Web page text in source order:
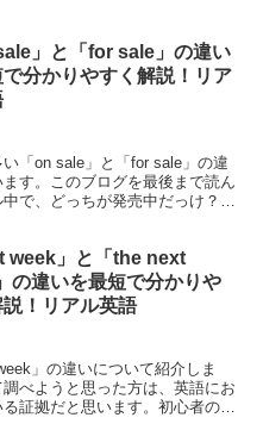
」と「for sale」の違い
で分かりやすく解説！リア
「on sale」と「for sale」の違
す。このブログを最後まで読ん
で、どっちが発売中だっけ？？
week」と「the next
の違いを最短で分かりや
！リアル英語
」の違いについて紹介しま
べようと思った方は、英語にお
証拠だと思います。初心者のう